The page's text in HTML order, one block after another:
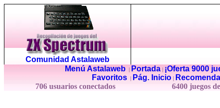
Comunidad Astalaweb
Menú Astalaweb| Portada|
¡Oferta 9000
Favoritos
Pág. Inicio
706 usuarios conectados
6400 juegos